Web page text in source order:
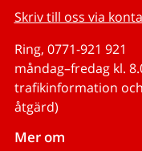
Skriv till oss via
Ring, 0771-921 921
måndag–fredag kl.
trafikinformation
åtgärd)
Mer om